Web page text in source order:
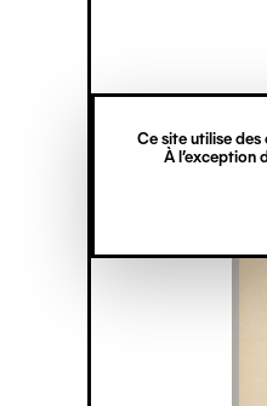
Ce site utilise
À l’exception
principal
verticale